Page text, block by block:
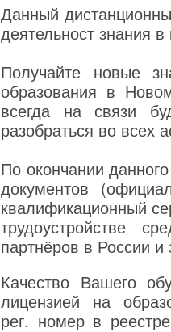
Данный
деятельност знания
Получайте новые
образования в
всегда на связи
разобраться во всех
По окончании
документов
квалификационный
трудоустройстве
партнёров в России
Качество Вашего
лицензией на
рег. номер в